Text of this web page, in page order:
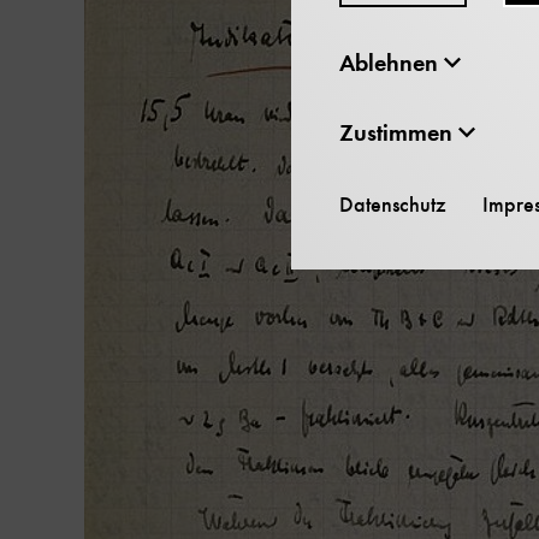
Ablehnen
Zustimmen
Datenschutz